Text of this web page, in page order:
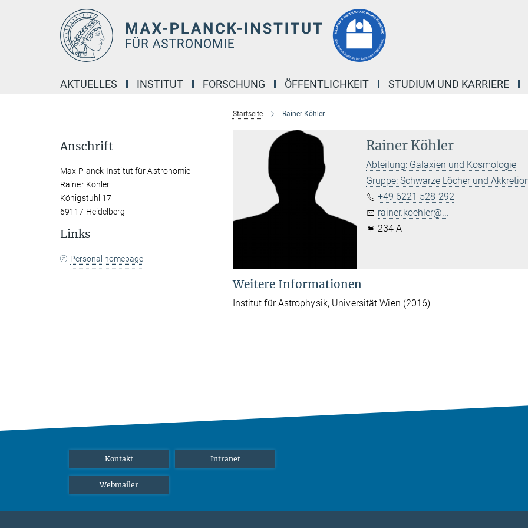
AKTUELLES INSTITUT FORSCHUNG ÖFFENTLICHKEIT STUDIUM UND KARRIERE
Startseite Rainer Köhler
Rainer Köhler
Abteilung: Galaxien und Kosmologie
Gruppe: Schwarze Löcher und
+49 6221 528-292
rainer.koehler@...
234 A
Weitere Informationen
Institut für Astrophysik, Universität Wien (2016)
Anschrift
Max-Planck-Institut für Astronomie
Rainer Köhler
Königstuhl 17
69117 Heidelberg
Links
Personal homepage
Kontakt Intranet
Webmailer